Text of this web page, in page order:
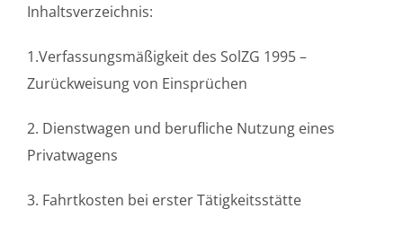
Inhaltsverzeichnis:
1.Verfassungsmäßigkeit des SolZG 1995 –
Zurückweisung von Einsprüchen
2. Dienstwagen und berufliche Nutzung eines
Privatwagens
3. Fahrtkosten bei erster Tätigkeitsstätte